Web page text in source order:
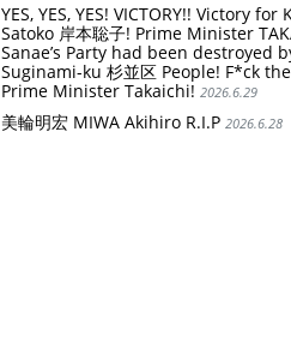
YES, YES, YES! VICTORY!! Victory for
Satoko 岸本聡子! Prime Minister
Sanae’s Party had been destroyed
Suginami-ku 杉並区 People! F*ck
Prime Minister Takaichi! 2026.6.29
美輪明宏 MIWA Akihiro R.I.P 2026.6.28